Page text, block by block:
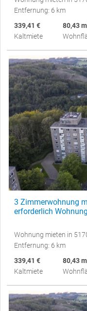
Entfernung: 6 km
339,41 €
Kaltmiete
80,43
3 Zimmerwohnung
erforderlich
Wohnung mieten in
Entfernung: 6 km
339,41 €
Kaltmiete
80,43